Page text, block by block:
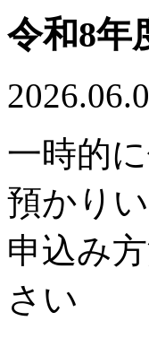
令和8年
一時的
預かり
申込み
さい